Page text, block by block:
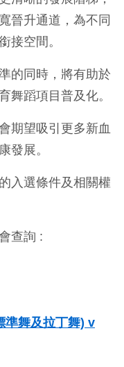
晉升通道，為不同
接空間。
的同時，將有助於
舞蹈項目普及化。
期望吸引更多新血
發展。
入選條件及相關權
查詢 :
準舞及拉丁舞) v